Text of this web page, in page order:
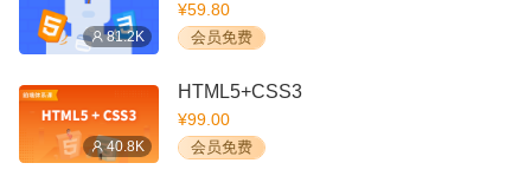
81.2K
¥59.80
会员免费
40.8K
HTML5+CSS3
¥99.00
会员免费